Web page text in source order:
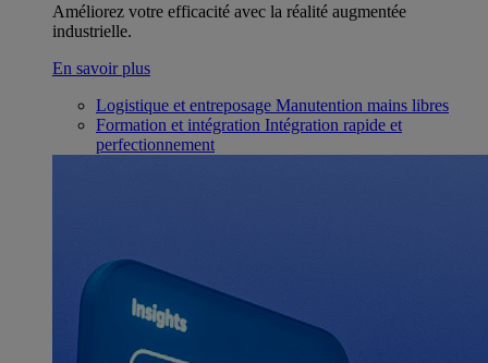
Améliorez votre efficacité avec la réalité augmentée
industrielle.
En savoir plus
Logistique et entreposage Manutention mains libres
Formation et intégration Intégration rapide et
perfectionnement